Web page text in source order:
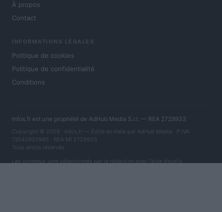
À propos
Contact
INFORMATIONS LÉGALES
Politique de cookies
Politique de confidentialité
Conditions
Infos.fr est une propriété de AdHub Media S.r.l. — REA 2729933
Copyright © 2026 · Infos.fr — Édité en Italie par AdHub Media · P.IVA
13542920965 · REA MI 2729933
Tous droits réservés
Les contenus sont sélectionnés par la rédaction avec l'aide d'outils